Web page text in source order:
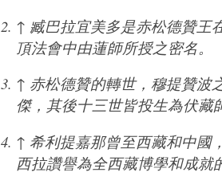
↑ 臧巴拉宜美多是赤松德贊王
頂法會中由蓮師所授之密名。
↑ 赤松德贊的轉世，穆提贊波
傑，其後十三世皆投生為伏藏
↑ 希利提嘉那曾至西藏和中國
西拉讚譽為全西藏博學和成就